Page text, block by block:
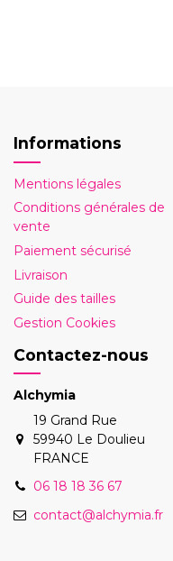
Informations
Mentions légales
Conditions générales de
vente
Paiement sécurisé
Livraison
Guide des tailles
Gestion Cookies
Contactez-nous
Alchymia
19 Grand Rue
59940 Le Doulieu
FRANCE
06 18 18 36 67
contact@alchymia.fr